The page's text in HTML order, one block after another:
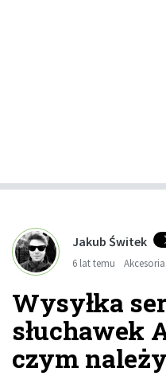
Jakub Świtek
6 lat temu Akcesoria
Wysyłka
słuchawek
czym